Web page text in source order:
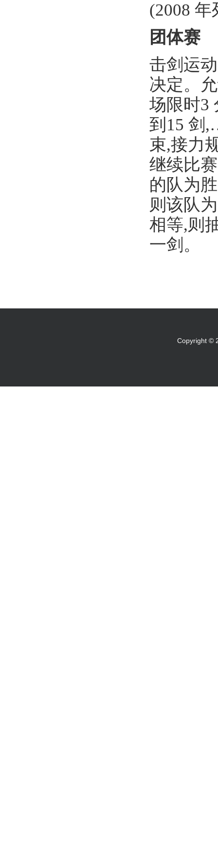
(2008
团体赛
击剑运
决定。
场限时3
到15 剑
束,接力
继续比
的队为
则该队
相等,则
一剑。
Copyright ©